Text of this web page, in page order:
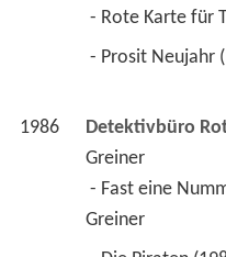
- Rote Karte für
- Prosit Neujahr
1986 Detektivbüro
Greiner
Greiner